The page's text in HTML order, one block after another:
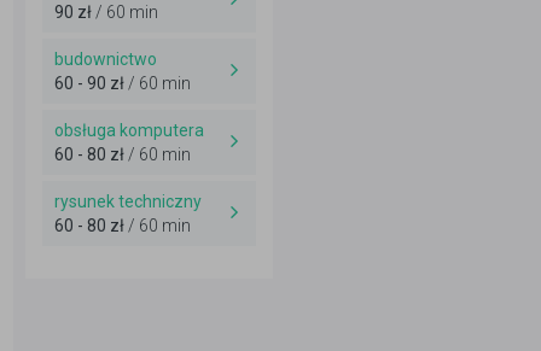
90 zł / 60 min
budownictwo
60 - 90 zł / 60 min
obsługa komputera
60 - 80 zł / 60 min
rysunek techniczny
60 - 80 zł / 60 min